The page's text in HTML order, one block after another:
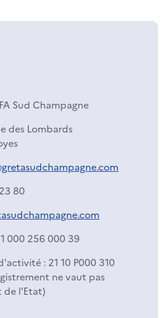
Sud Champagne
des Lombards
80
000 256 000 39
: 21 10 P000 310
ne vaut pas
de l'Etat)